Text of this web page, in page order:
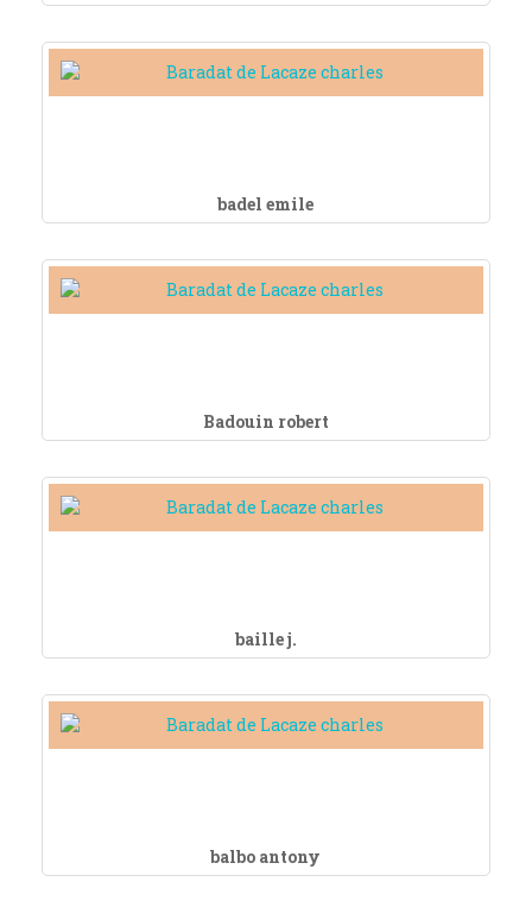
badel emile
Badouin robert
baille j.
balbo antony